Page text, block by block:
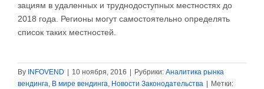
за­ци­ям в уда­лен­ных и труд­но­до­сту­п­ных ме­ст­но­стях до
2018 го­да. Ре­ги­о­ны мо­гут са­мо­сто­я­тель­но опре­де­лять
спи­сок та­ких ме­ст­но­стей.
By INFOVEND 10 ноября, 2016 Рубрики: Аналитика рынка
вендинга, В мире вендинга, Новости Законодательства
Метки: